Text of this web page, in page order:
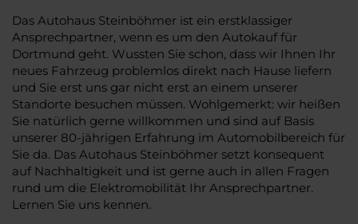
Das Autohaus Steinböhmer ist ein erstklassiger
Ansprechpartner, wenn es um den Autokauf für
Dortmund geht. Wussten Sie schon, dass wir Ihnen Ihr
neues Fahrzeug problemlos direkt nach Hause liefern
und Sie erst uns gar nicht erst an einem unserer
Standorte besuchen müssen. Wohlgemerkt: wir heißen
Sie natürlich gerne willkommen und sind auf Basis
unserer 80-jährigen Erfahrung im Automobilbereich für
Sie da. Das Autohaus Steinböhmer setzt konsequent
auf Nachhaltigkeit und ist gerne auch in allen Fragen
rund um die Elektromobilität Ihr Ansprechpartner.
Lernen Sie uns kennen.